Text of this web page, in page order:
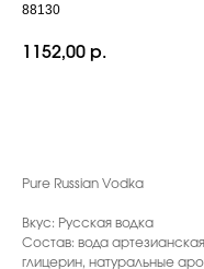
88130
1152,00 р.
Pure Russian Vodka
Вкус: Русская водка
Состав: вода
глицерин, натуральные
С ЭТИМ ТОВАРОМ